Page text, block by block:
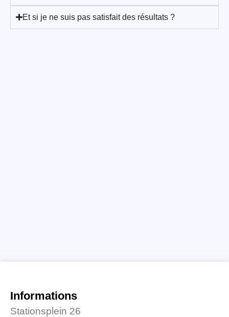
Et si je ne suis pas satisfait des résultats ?
Informations
Stationsplein 26